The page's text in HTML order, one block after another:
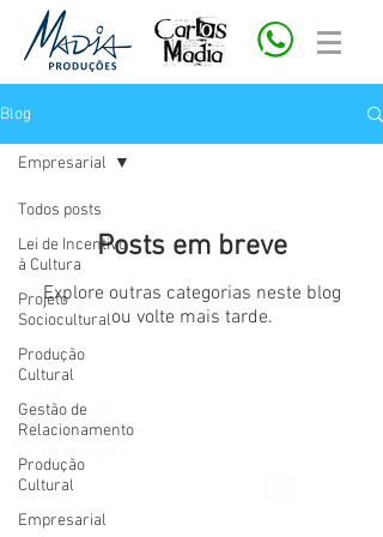
Blog
Todos posts
Lei de Incentivo
à Cultura
Projeto
Sociocultural
Produção
Cultural
Gestão de
Relacionamento
Produção
Cultural
Empresarial
Empresarial
Posts em breve
Explore outras categorias neste blog
ou volte mais tarde.